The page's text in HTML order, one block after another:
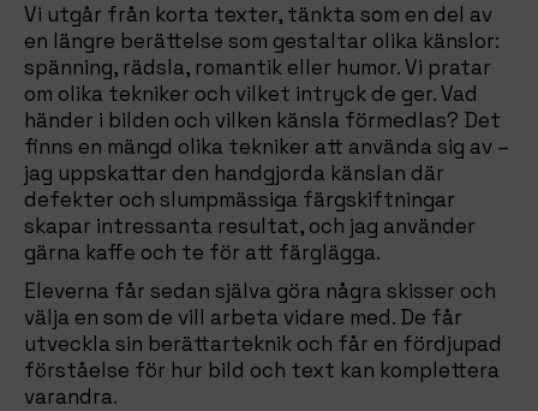
Vi utgår från korta texter, tänkta som en del av
en längre berättelse som gestaltar olika känslor:
spänning, rädsla, romantik eller humor. Vi pratar
om olika tekniker och vilket intryck de ger. Vad
händer i bilden och vilken känsla förmedlas? Det
finns en mängd olika tekniker att använda sig av –
jag uppskattar den handgjorda känslan där
defekter och slumpmässiga färgskiftningar
skapar intressanta resultat, och jag använder
gärna kaffe och te för att färglägga.
Eleverna får sedan själva göra några skisser och
välja en som de vill arbeta vidare med. De får
utveckla sin berättarteknik och får en fördjupad
förståelse för hur bild och text kan komplettera
varandra.